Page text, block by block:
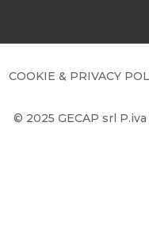
COOKIE & PRIVACY
© 2025 GECAP srl